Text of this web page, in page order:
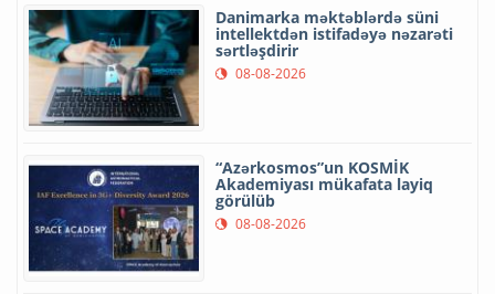
Danimarka məktəblərdə süni
intellektdən istifadəyə nəzarəti
sərtləşdirir
08-08-2026
“Azərkosmos”un KOSMİK
Akademiyası mükafata layiq
görülüb
08-08-2026